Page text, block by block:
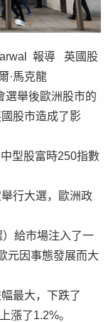
報導 英國股
·馬克龍
選舉後歐洲股市的
股市造成了影
型股富時250指數
行大選，歐洲政
）給市場注入了一
元因事態發展而大
最大，下跌了
漲了1.2%。